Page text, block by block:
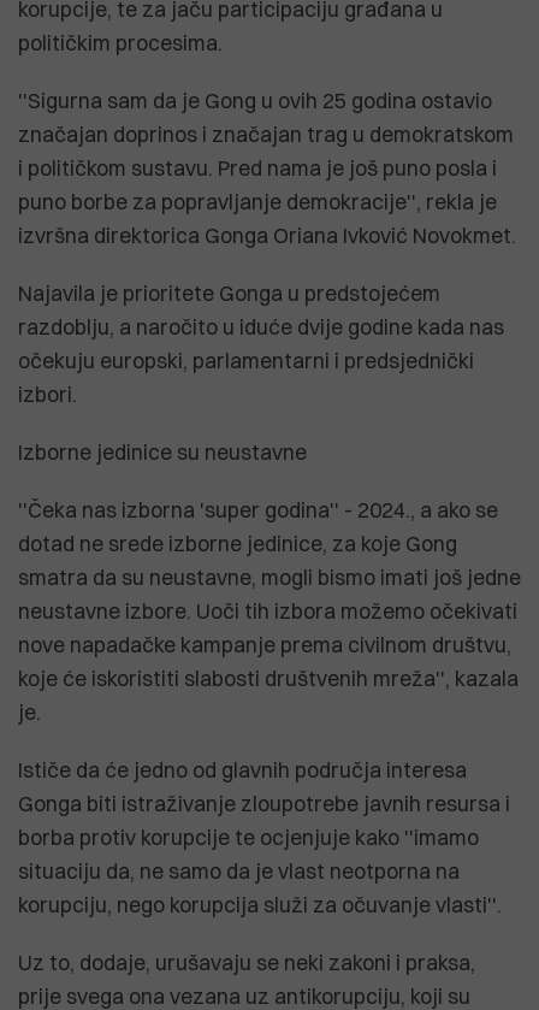
korupcije, te za jaču participaciju građana u
političkim procesima.
''Sigurna sam da je Gong u ovih 25 godina ostavio
značajan doprinos i značajan trag u demokratskom
i političkom sustavu. Pred nama je još puno posla i
puno borbe za popravljanje demokracije'', rekla je
izvršna direktorica Gonga Oriana Ivković Novokmet.
Najavila je prioritete Gonga u predstojećem
razdoblju, a naročito u iduće dvije godine kada nas
očekuju europski, parlamentarni i predsjednički
izbori.
Izborne jedinice su neustavne
''Čeka nas izborna 'super godina'' - 2024., a ako se
dotad ne srede izborne jedinice, za koje Gong
smatra da su neustavne, mogli bismo imati još jedne
neustavne izbore. Uoči tih izbora možemo očekivati
nove napadačke kampanje prema civilnom društvu,
koje će iskoristiti slabosti društvenih mreža'', kazala
je.
Ističe da će jedno od glavnih područja interesa
Gonga biti istraživanje zloupotrebe javnih resursa i
borba protiv korupcije te ocjenjuje kako ''imamo
situaciju da, ne samo da je vlast neotporna na
korupciju, nego korupcija služi za očuvanje vlasti''.
Uz to, dodaje, urušavaju se neki zakoni i praksa,
prije svega ona vezana uz antikorupciju, koji su